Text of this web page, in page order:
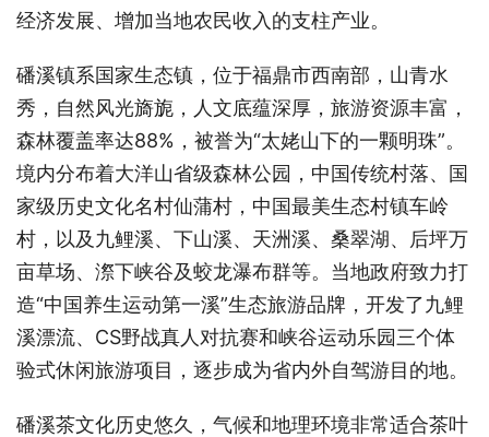
经济发展、增加当地农民收入的支柱产业。
磻溪镇系国家生态镇，位于福鼎市西南部，山青水
秀，自然风光旖旎，人文底蕴深厚，旅游资源丰富，
森林覆盖率达88%，被誉为“太姥山下的一颗明珠”。
境内分布着大洋山省级森林公园，中国传统村落、国
家级历史文化名村仙蒲村，中国最美生态村镇车岭
村，以及九鲤溪、下山溪、天洲溪、桑翠湖、后坪万
亩草场、漈下峡谷及蛟龙瀑布群等。当地政府致力打
造“中国养生运动第一溪”生态旅游品牌，开发了九鲤
溪漂流、CS野战真人对抗赛和峡谷运动乐园三个体
验式休闲旅游项目，逐步成为省内外自驾游目的地。
磻溪茶文化历史悠久，气候和地理环境非常适合茶叶